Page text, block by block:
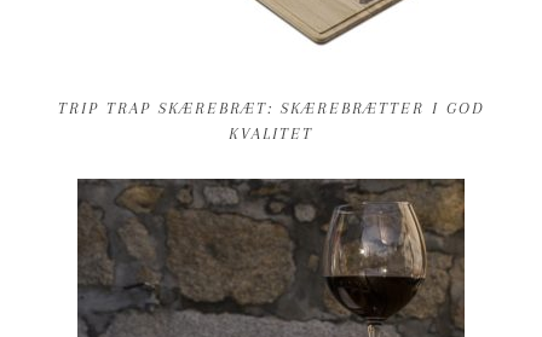
TRIP TRAP SKÆREBRÆT: SKÆREBRÆTTER I GOD
KVALITET